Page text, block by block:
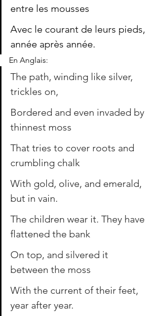
entre les mousses
Avec le courant de leurs pieds,
année après année.
En Anglais:
The path, winding like silver,
trickles on,
Bordered and even invaded by
thinnest moss
That tries to cover roots and
crumbling chalk
With gold, olive, and emerald,
but in vain.
The children wear it. They have
flattened the bank
On top, and silvered it
between the moss
With the current of their feet,
year after year.